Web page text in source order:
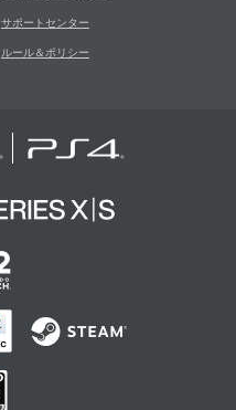
サポートセンター
ルール＆ポリシー